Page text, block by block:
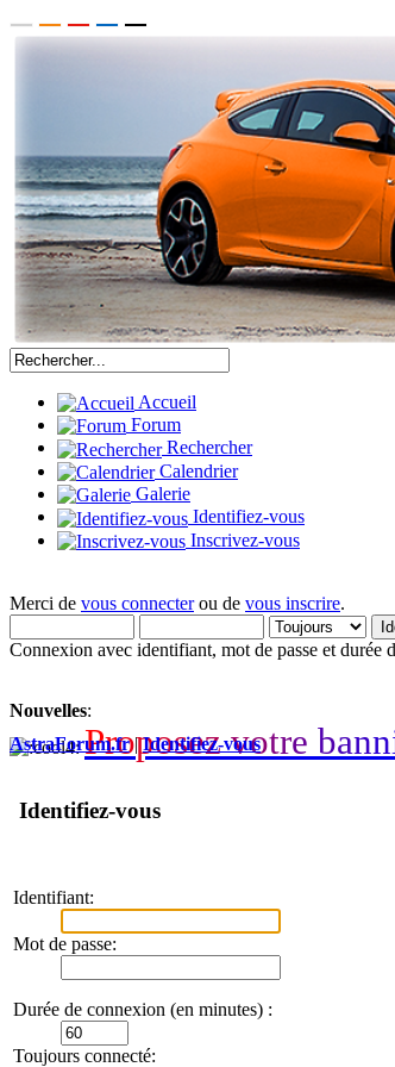
Accueil
Forum
Rechercher
Calendrier
Galerie
Identifiez-vous
Inscrivez-vous
Merci de vous connecterou de vous inscrire.
Connexion avec identifiant, mot de passe et durée
Nouvelles:
Proposez votre bann
AstraForum.fr|Identifiez-vous
Identifiez-vous
Identifiant:
Mot de passe:
Durée de connexion (en minutes) :
Toujours connecté: